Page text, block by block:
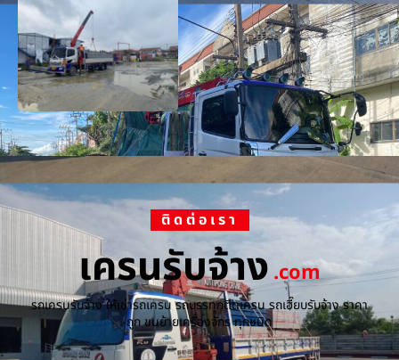
ติดต่อเรา
เครนรับจ้าง.com
รถเครนรับจ้าง ให้เช่ารถเครน รถบรรทุกติดเครน รถเฮี๊ยบรับจ้าง ราคา
ถูก ขนย้ายเครื่องจักร ทุกชนิด